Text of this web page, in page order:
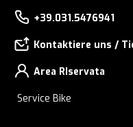
+39.031.5476941
Kontaktiere uns /
Area RIservata
Service Bike